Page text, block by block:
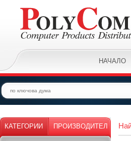
НАЧАЛО
КАТЕГОРИИ ПРОИЗВОДИТЕЛ